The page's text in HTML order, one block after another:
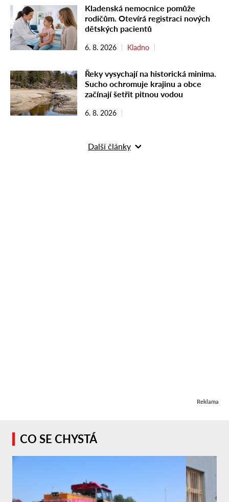
Kladenská nemocnice pomůže
rodičům. Otevírá registraci nových
dětských pacientů
6. 8. 2026 Kladno
Řeky vysychají na historická minima.
Sucho ochromuje krajinu a obce
začínají šetřit pitnou vodou
6. 8. 2026
Další články
Reklama
CO SE CHYSTÁ